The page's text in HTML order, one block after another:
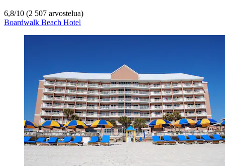
6,8/10 (2 507 arvostelua)
Boardwalk Beach Hotel